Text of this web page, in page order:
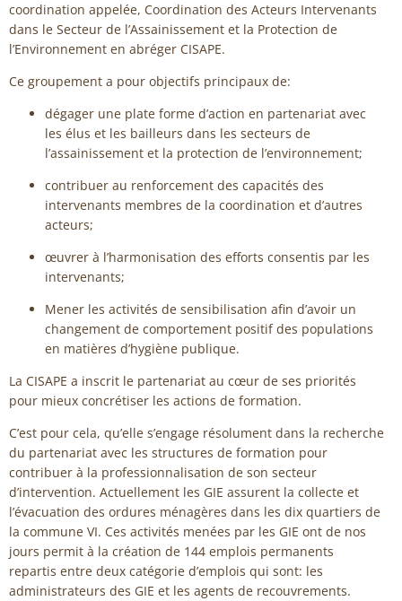
coordination appelée, Coordination des Acteurs Intervenants
dans le Secteur de l’Assainissement et la Protection de
l’Environnement en abréger CISAPE.
Ce groupement a pour objectifs principaux de:
dégager une plate forme d’action en partenariat avec
les élus et les bailleurs dans les secteurs de
l’assainissement et la protection de l’environnement;
contribuer au renforcement des capacités des
intervenants membres de la coordination et d’autres
acteurs;
œuvrer à l’harmonisation des efforts consentis par les
intervenants;
Mener les activités de sensibilisation afin d’avoir un
changement de comportement positif des populations
en matières d’hygiène publique.
La CISAPE a inscrit le partenariat au cœur de ses priorités
pour mieux concrétiser les actions de formation.
C’est pour cela, qu’elle s’engage résolument dans la recherche
du partenariat avec les structures de formation pour
contribuer à la professionnalisation de son secteur
d’intervention. Actuellement les GIE assurent la collecte et
l’évacuation des ordures ménagères dans les dix quartiers de
la commune VI. Ces activités menées par les GIE ont de nos
jours permit à la création de 144 emplois permanents
repartis entre deux catégorie d’emplois qui sont: les
administrateurs des GIE et les agents de recouvrements.